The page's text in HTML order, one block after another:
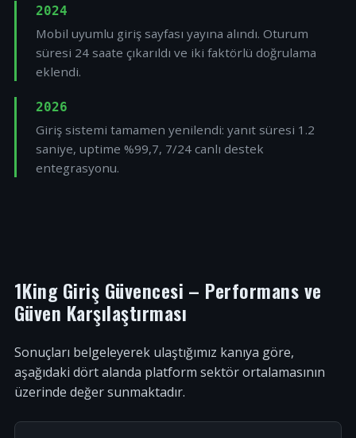
2024
Mobil uyumlu giriş sayfası yayına alındı. Oturum
süresi 24 saate çıkarıldı ve iki faktörlü doğrulama
eklendi.
2026
Giriş sistemi tamamen yenilendi: yanıt süresi 1.2
saniye, uptime %99,7, 7/24 canlı destek
entegrasyonu.
1King Giriş Güvencesi – Performans ve
Güven Karşılaştırması
Sonuçları belgeleyerek ulaştığımız kanıya göre,
aşağıdaki dört alanda platform sektör ortalamasının
üzerinde değer sunmaktadır.